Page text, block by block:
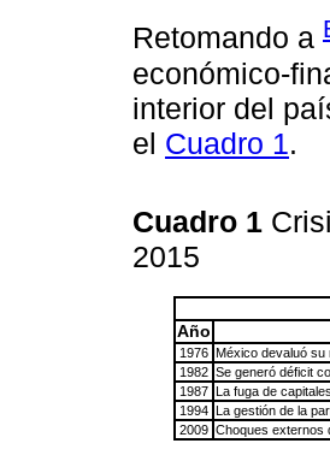
Retomando a
económico-
interior del
el Cuadro 1.
Cuadro 1
2015
Año
1976
México devaluó su
1982 Se generó déficit
1987
La fuga de
1994
La gestión de la
2009 Choques externos